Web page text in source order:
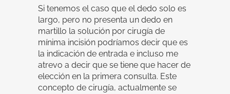
Si tenemos el caso que el dedo solo es
largo, pero no presenta un dedo en
martillo la solución por cirugía de
mínima incisión podríamos decir que es
la indicación de entrada e incluso me
atrevo a decir que se tiene que hacer de
elección en la primera consulta. Este
concepto de cirugía, actualmente se